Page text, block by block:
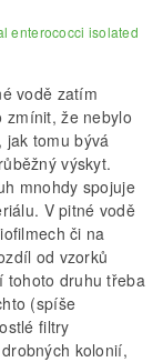
enterococci isolated
vodě zatím
zmínit, že nebylo
jak tomu bývá
výskyt.
mnohdy spojuje
V pitné vodě
či na
od vzorků
tohoto druhu třeba
(spíše
filtry
kolonií,